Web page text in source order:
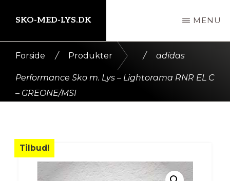
indhold
SKO-MED-LYS.DK MENU
Forside / Produkter / adidas
Performance Sko m. Lys – Lightorama RNR EL C
– GREONE/MSI
Tilbud!